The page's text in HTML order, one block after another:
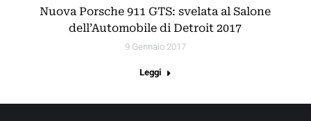
Nuova Porsche 911 GTS: svelata al Salone
dell’Automobile di Detroit 2017
9 Gennaio 2017
Leggi